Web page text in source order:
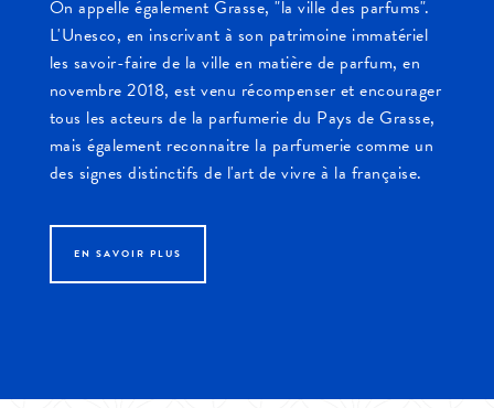
On appelle également Grasse, "la ville des parfums".
L'Unesco, en inscrivant à son patrimoine immatériel
les savoir-faire de la ville en matière de parfum, en
novembre 2018, est venu récompenser et encourager
tous les acteurs de la parfumerie du Pays de Grasse,
mais également reconnaitre la parfumerie comme un
des signes distinctifs de l'art de vivre à la française.
EN SAVOIR PLUS